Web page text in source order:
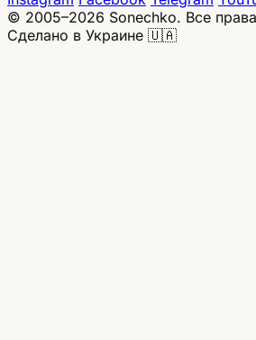
© 2005–2026 Sonechko. Все
Сделано в Украине 🇺🇦